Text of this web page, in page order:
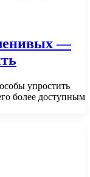
—
упростить
более доступным